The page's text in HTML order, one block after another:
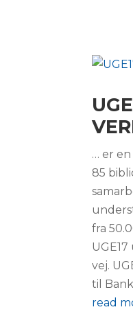
… er
85
fra
vej.
til
read